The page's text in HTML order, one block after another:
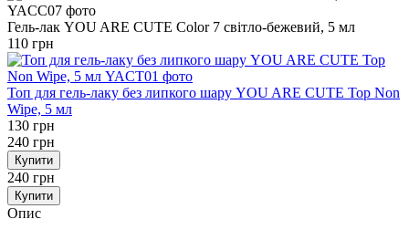
Гель-лак YOU ARE CUTE Color 7 світло-бежевий, 5 мл
110 грн
Топ для гель-лаку без липкого шару YOU ARE CUTE Top Non
Wipe, 5 мл
130 грн
240 грн
Купити
240 грн
Купити
Опис